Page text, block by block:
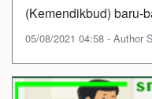
(Kemendikbud) baru-
05/08/2021 04:58 - Author